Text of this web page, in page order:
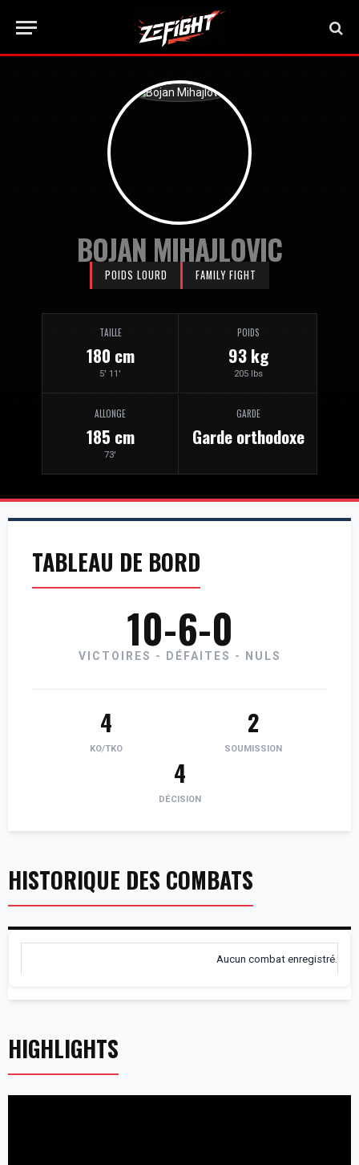
BOJAN MIHAJLOVIC
POIDS LOURD FAMILY FIGHT
TAILLE
180 cm
5' 11'
POIDS
93 kg
205 lbs
ALLONGE
185 cm
73'
GARDE
Garde orthodoxe
TABLEAU DE BORD
10-6-0
VICTOIRES - DÉFAITES - NULS
4
KO/TKO
2
SOUMISSION
4
DÉCISION
HISTORIQUE DES COMBATS
Aucun combat enregistré.
HIGHLIGHTS